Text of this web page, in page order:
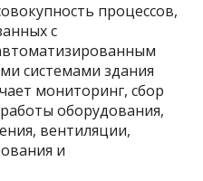
процессов,
с
системами здания
мониторинг, сбор
оборудования,
вентиляции,
и